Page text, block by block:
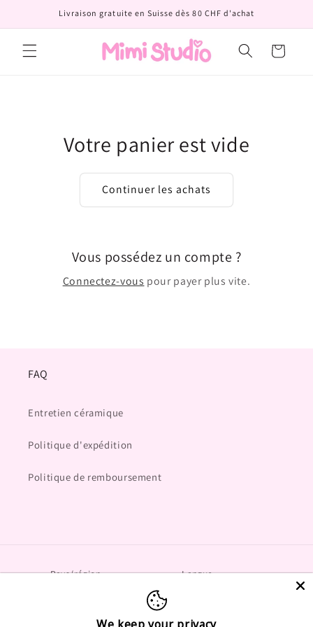
au
contenu
Livraison gratuite en Suisse dès 80 CHF d'achat
Panier
Votre panier est vide
Continuer les achats
Vous possédez un compte ?
Connectez-vous pour payer plus vite.
FAQ
Entretien céramique
Politique d'expédition
Politique de remboursement
Pays/région Langue